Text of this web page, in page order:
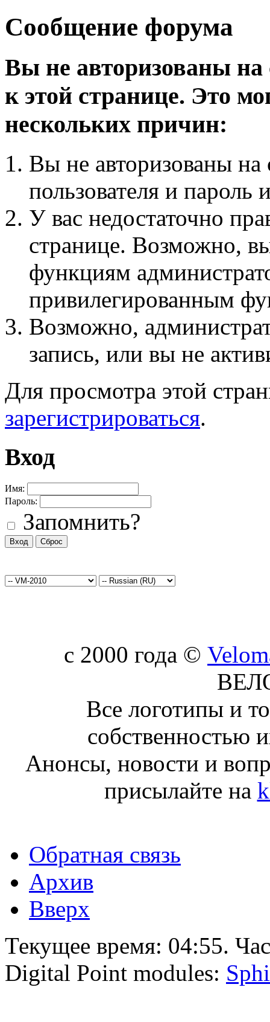
Сообщение форума
Вы не авторизованы на
к этой странице. Это
нескольких причин:
Вы не авторизованы на
пользователя и пароль
У вас недостаточно
странице. Возможно,
функциям
привилегированным
Возможно,
запись, или вы не
Для просмотра этой
зарегистрироваться.
Вход
Имя:
Пароль:
Запомнить?
c 2000 года ©
Все логотипы и
собственностью
Анонсы, новости и
присылайте на
Обратная связь
Архив
Вверх
Текущее время: 04:55.
Digital Point modules: